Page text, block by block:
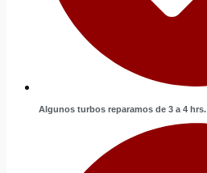
Algunos turbos reparamos de 3 a 4 hrs.